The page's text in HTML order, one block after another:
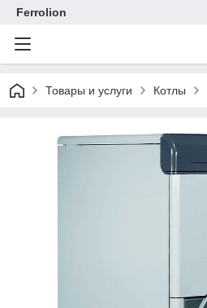
Ferrolion
Товары и услуги Котлы